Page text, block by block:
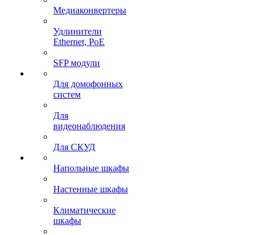
Медиаконвертеры
Удлинители
Ethernet, PoE
SFP модули
Для домофонных
систем
Для
видеонаблюдения
Для СКУД
Напольные шкафы
Настенные шкафы
Климатические
шкафы